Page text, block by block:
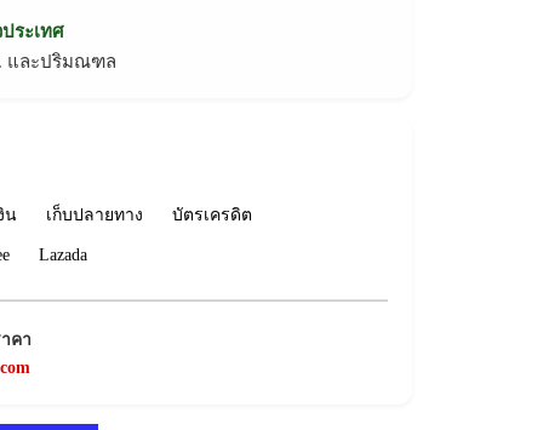
ระเทศ
และปริมณฑล
น เก็บปลายทาง บัตรเครดิต
Lazada
คา